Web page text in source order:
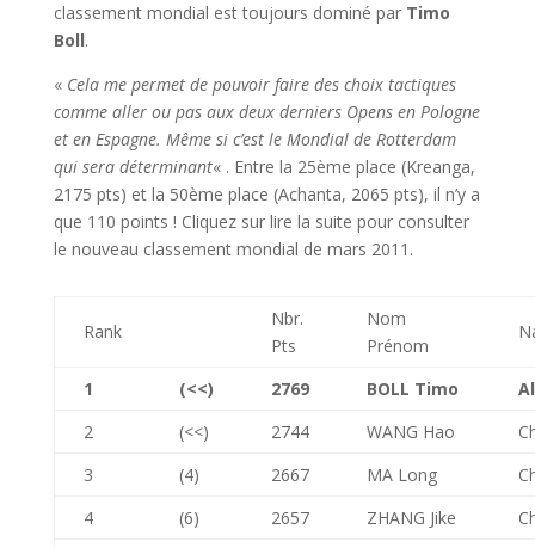
classement mondial est toujours dominé par Timo
Boll.
« Cela me permet de pouvoir faire des choix tactiques
comme aller ou pas aux deux derniers Opens en Pologne
et en Espagne. Même si c’est le Mondial de Rotterdam
qui sera déterminant« . Entre la 25ème place (Kreanga,
2175 pts) et la 50ème place (Achanta, 2065 pts), il n’y a
que 110 points ! Cliquez sur lire la suite pour consulter
le nouveau classement mondial de mars 2011.
Rank
Nbr.
Pts
Nom
Prénom
1 (<<) 2769 BOLL Timo
2
(<<) 2744 WANG Hao
3
(4) 2667 MA Long
4
(6) 2657 ZHANG Jike